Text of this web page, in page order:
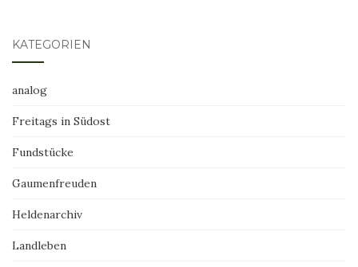
KATEGORIEN
analog
Freitags in Südost
Fundstücke
Gaumenfreuden
Heldenarchiv
Landleben